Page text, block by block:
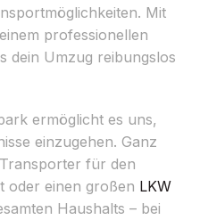
Mit
professionellen
dein Umzug reibungslos
ermöglicht es uns,
einzugehen. Ganz
für den
oder einen großen LKW
Haushalts – bei